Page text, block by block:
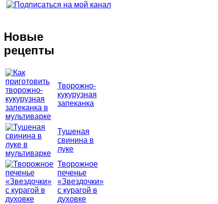
Новые
рецепты
Творожно-
кукурузная
запеканка
Тушеная
свинина в
луке
Творожное
печенье
«Звездочки»
с курагой в
духовке